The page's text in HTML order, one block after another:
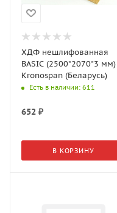
ХДФ нешлифованная
BASIC (2500*2070*3 мм)
Kronospan (Беларусь)
Есть в наличии: 611
652 ₽
В КОРЗИНУ